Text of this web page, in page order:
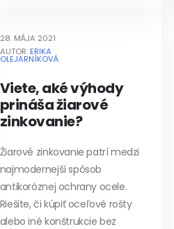
28. MÁJA 2021
AUTOR: ERIKA
OLEJARNÍKOVÁ
Viete, aké výhody
prináša žiarové
zinkovanie?
Žiarové zinkovanie patrí medzi
najmodernejší spôsob
antikoróznej ochrany ocele.
Riešite, či kúpiť oceľové rošty
alebo iné konštrukcie bez